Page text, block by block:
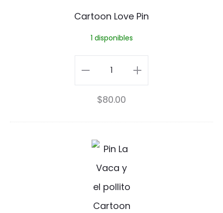
o
L
v
e
P
Cartoon Love Pin
1 disponibles
Cartoon
Love
cantidad
$80.00
L
a
V
a